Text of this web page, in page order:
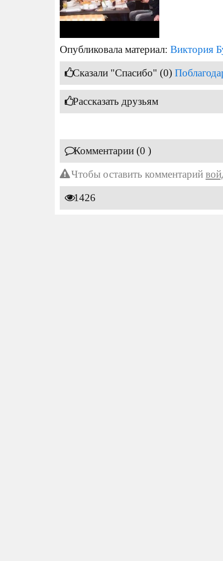
Опубликовала материал: Виктория
Сказали "Спасибо" (0)
Рассказать друзьям
Комментарии (0 )
Чтобы оставить комментарий
1426